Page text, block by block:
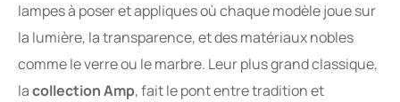
lampes à poser et appliques où chaque modèle joue sur
la lumière, la transparence, et des matériaux nobles
comme le verre ou le marbre. Leur plus grand classique,
lacollection Amp, fait le pont entre tradition et